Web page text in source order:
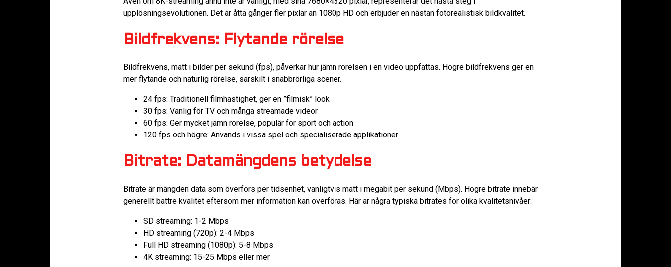
upplösningsevolutionen. Det är åtta gånger fler pixlar än 1080p HD och erbjuder en nästan fotorealistisk bildkvalitet.
Bildfrekvens: Flytande rörelse
Bildfrekvens, mätt i bilder per sekund (fps), påverkar hur jämn rörelsen i en video uppfattas. Högre bildfrekvens ger en
mer flytande och naturlig rörelse, särskilt i snabbrörliga scener.
24 fps: Traditionell filmhastighet, ger en ”filmisk” look
30 fps: Vanlig för TV och många streamade videor
60 fps: Ger mycket jämn rörelse, populär för sport och action
120 fps och högre: Används i vissa spel och specialiserade applikationer
Bitrate: Datamängdens betydelse
Bitrate är mängden data som överförs per tidsenhet, vanligtvis mätt i megabit per sekund (Mbps). Högre bitrate innebär
generellt bättre kvalitet eftersom mer information kan överföras. Här är några typiska bitrates för olika kvalitetsnivåer:
SD streaming: 1-2 Mbps
HD streaming (720p): 2-4 Mbps
Full HD streaming (1080p): 5-8 Mbps
4K streaming: 15-25 Mbps eller mer